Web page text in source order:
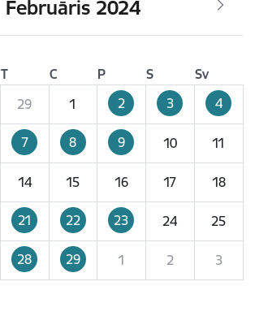
Februāris 2024
T C P S
Sv
29 1 2 3 4
7 8 9 10 11
14 15 16 17 18
21 22 23 24 25
28 29 1 2 3